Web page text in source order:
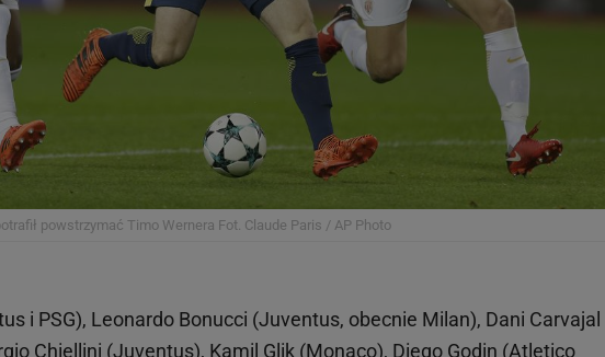
powstrzymać Timo Wernera Fot. Claude Paris / AP Photo
i PSG), Leonardo Bonucci (Juventus, obecnie Milan), Dani Carvajal
Chiellini (Juventus), Kamil Glik (Monaco), Diego Godin (Atletico